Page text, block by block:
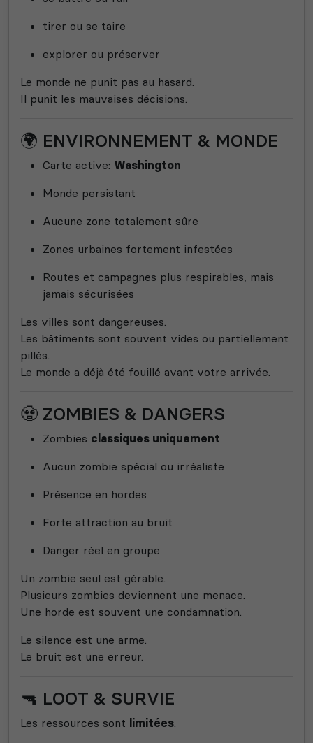
tirer ou se taire
explorer ou préserver
Le monde ne punit pas au hasard.
Il punit les mauvaises décisions.
🌍 ENVIRONNEMENT & MONDE
Carte active: Washington
Monde persistant
Aucune zone totalement sûre
Zones urbaines fortement infestées
Routes et campagnes plus respirables, mais
jamais sécurisées
Les villes sont dangereuses.
Les bâtiments sont souvent vides ou partiellement
pillés.
Le monde a déjà été fouillé avant votre arrivée.
🧟 ZOMBIES & DANGERS
Zombies classiques uniquement
Aucun zombie spécial ou irréaliste
Présence en hordes
Forte attraction au bruit
Danger réel en groupe
Un zombie seul est gérable.
Plusieurs zombies deviennent une menace.
Une horde est souvent une condamnation.
Le silence est une arme.
Le bruit est une erreur.
🔫 LOOT & SURVIE
Les ressources sont limitées.